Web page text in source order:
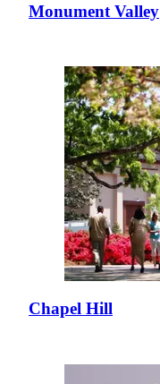
Monument Valley
Chapel Hill